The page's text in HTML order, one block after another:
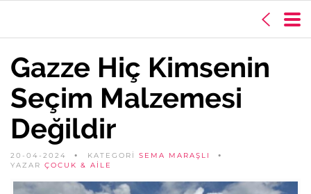
Gazze Hiç Kimsenin
Seçim Malzemesi
Değildir
20-04-2024 KATEGORİ SEMA MARAŞLI
YAZAR ÇOCUK & AILE